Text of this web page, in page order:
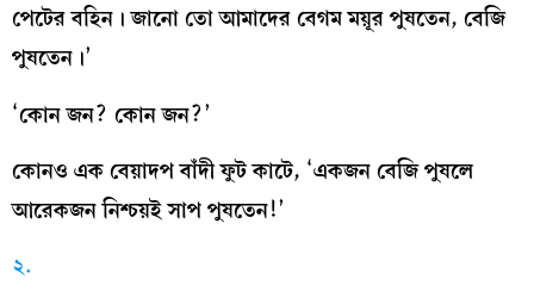
পেটের বহিন। জানো তো আমাদের বেগম ময়ূর পুষতেন, বেজি
পুষতেন।’
‘কোন জন? কোন জন?’
কোনও এক বেয়াদপ বাঁদী ফুট কাটে, ‘একজন বেজি পুষলে
আরেকজন নিশ্চয়ই সাপ পুষতেন!’
২.